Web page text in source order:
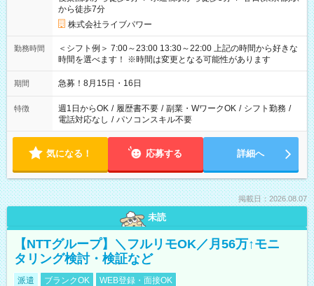
から徒歩7分
株式会社ライブパワー
勤務時間
＜シフト例＞ 7:00～23:00 13:30～22:00 上記の時間から好きな
時間を選べます！ ※時間は変更となる可能性があります
期間 急募！8月15日・16日
特徴 週1日からOK / 履歴書不要 / 副業・WワークOK / シフト勤務 /
電話対応なし / パソコンスキル不要
気になる！ 応募する 詳細へ
掲載日：2026.08.07
未読
【NTTグループ】＼フルリモOK／月56万↑モニ
タリング検討・検証など
派遣 ブランクOK WEB登録・面接OK